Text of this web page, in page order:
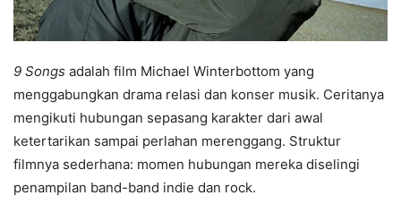
9 Songs adalah film Michael Winterbottom yang
menggabungkan drama relasi dan konser musik. Ceritanya
mengikuti hubungan sepasang karakter dari awal
ketertarikan sampai perlahan merenggang. Struktur
filmnya sederhana: momen hubungan mereka diselingi
penampilan band-band indie dan rock.